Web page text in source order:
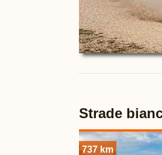
Strade
737 km